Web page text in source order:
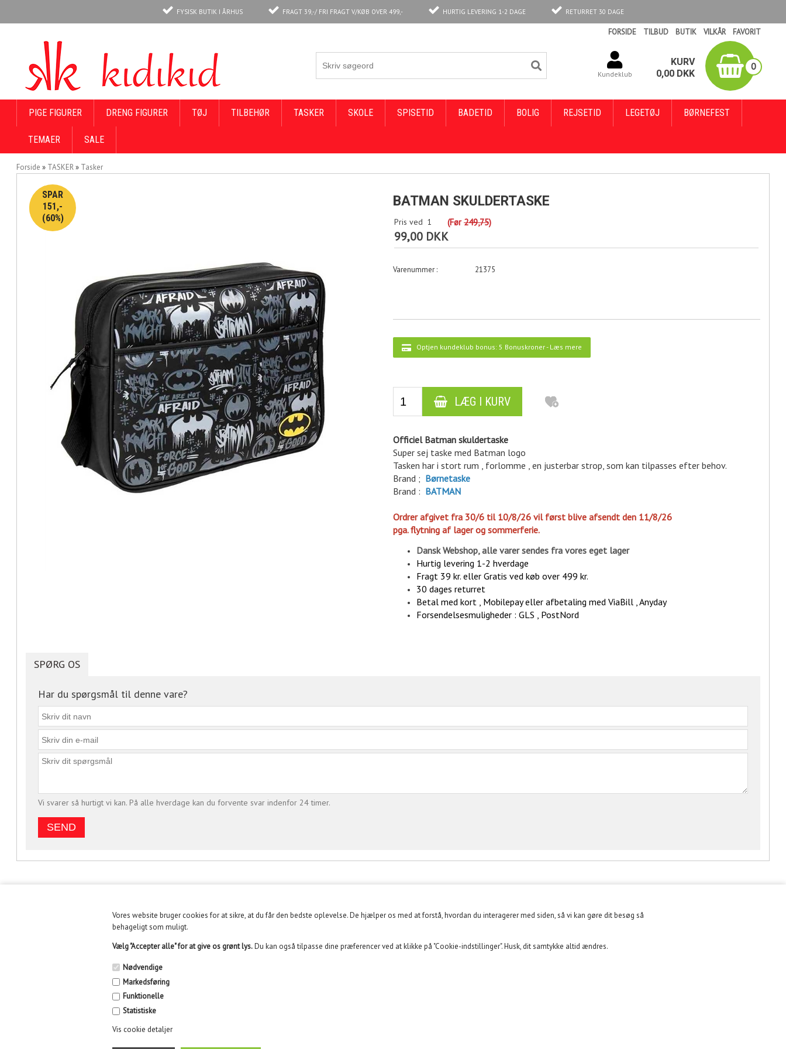
Vores website bruger cookies for at sikre, at du får den bedste oplevelse. De hjælper os med at forstå, hvordan du interagerer med siden, så vi kan gøre dit besøg så
behageligt som muligt.
Vælg "Accepter alle" for at give os grønt lys.Du kan også tilpasse dine præferencer ved at klikke på "Cookie-indstillinger". Husk, dit samtykke altid ændres.
Nødvendige
Markedsføring
Funktionelle
Statistiske
Vis cookie detaljer
FYSISK BUTIK I ÅRHUS FRAGT 39,-/ FRI FRAGT V/KØB OVER 499,- HURTIG LEVERING 1-2 DAGE RETURRET 30 DAGE
FORSIDE TILBUD BUTIK VILKÅR FAVORIT
KURV 0
0,00 DKK
Kundeklub
PIGE FIGURER DRENG FIGURER TØJ TILBEHØR TASKER SKOLE SPISETID BADETID BOLIG REJSETID LEGETØJ BØRNEFEST
TEMAER SALE
Forside » TASKER» Tasker
SPAR
151,-
(60%)
BATMAN SKULDERTASKE
Pris ved 1 (Før249,75)
99,00 DKK
21375
Optjen kundeklub bonus: 5 Bonuskroner- Læs mere
Officiel Batman skuldertaske
Super sej taske med Batman logo
Tasken har i stort rum , forlomme , en justerbar strop, som kan tilpasses efter behov.
Brand ; Børnetaske
Brand : BATMAN
Ordrer afgivet fra 30/6 til 10/8/26 vil først blive afsendt den 11/8/26
pga. flytning af lager og sommerferie.
Dansk Webshop, alle varer sendes fra vores eget lager
Hurtig levering 1-2 hverdage
Fragt 39 kr. eller Gratis ved køb over 499 kr.
30 dages returret
Betal med kort , Mobilepay eller afbetaling med ViaBill , Anyday
Forsendelsesmuligheder : GLS , PostNord
SPØRG OS
Har du spørgsmål til denne vare?
Vi svarer så hurtigt vi kan. På alle hverdage kan du forvente svar indenfor 24 timer.
KUNDESERVICE
Fysisk butik holder lukket
fra 30/6 til 10/8/26 pga.
flytning af lager
E-mail: info@kidikid.dk
INFORMATION
Handelsbetingelser
Fødevarekontrol
KUNDECENTER
Kundeklub
SOME
FACEBOOK
NYHEDSBREV